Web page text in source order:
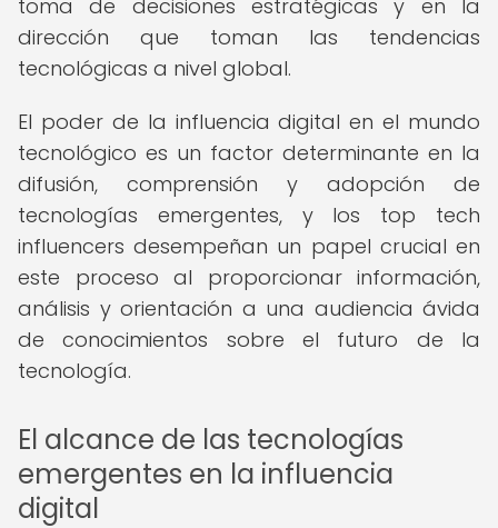
toma de decisiones estratégicas y en la
dirección que toman las tendencias
tecnológicas a nivel global.
El poder de la influencia digital en el mundo
tecnológico es un factor determinante en la
difusión, comprensión y adopción de
tecnologías emergentes, y los top tech
influencers desempeñan un papel crucial en
este proceso al proporcionar información,
análisis y orientación a una audiencia ávida
de conocimientos sobre el futuro de la
tecnología.
El alcance de las tecnologías
emergentes en la influencia
digital